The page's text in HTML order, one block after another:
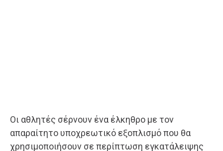
Οι αθλητές σέρνουν ένα έλκηθρο με τον
απαραίτητο υποχρεωτικό εξοπλισμό που θα
χρησιμοποιήσουν σε περίπτωση εγκατάλειψης